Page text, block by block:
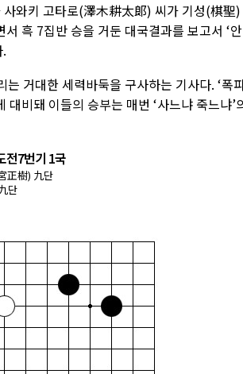
사와키 고타로(澤木耕太郞) 씨가 기성(棋聖
흑 7집반 승을 거둔 대국결과를 보고서 ‘
거대한 세력바둑을 구사하는 기사다. ‘폭
비돼 이들의 승부는 매번 ‘사느냐 죽느냐’
전7번기 1국
正樹) 九단
단